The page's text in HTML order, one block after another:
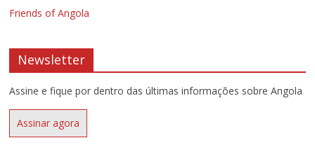
Friends of Angola
Newsletter
Assine e fique por dentro das últimas informações sobre Angola
Assinar agora